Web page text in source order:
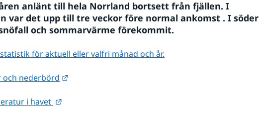
anlänt till hela Norrland bortsett från fjällen. I
var det upp till tre veckor före normal ankomst . I söder
och sommarvärme förekommit.
för aktuell eller valfri månad och år.
och nederbörd Länk till annan webbplats.
i havet Länk till annan webbplats.